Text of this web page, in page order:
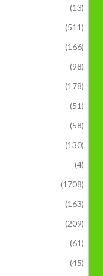
(13)
(511)
(166)
(98)
(178)
(51)
(58)
(130)
(4)
(1708)
(163)
(209)
(61)
(45)